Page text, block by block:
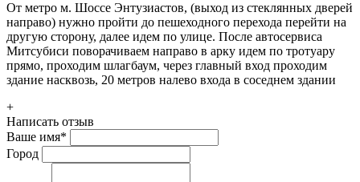
От метро м. Шоссе Энтузиастов, (выход из стеклянных дверей
направо) нужно пройти до пешеходного перехода перейти на
другую сторону, далее идем по улице. После автосервиса
Митсубиси поворачиваем направо в арку идем по тротуару
прямо, проходим шлагбаум, через главный вход проходим
здание насквозь, 20 метров налево входа в соседнем здании
+
Написать отзыв
Ваше имя*
Город